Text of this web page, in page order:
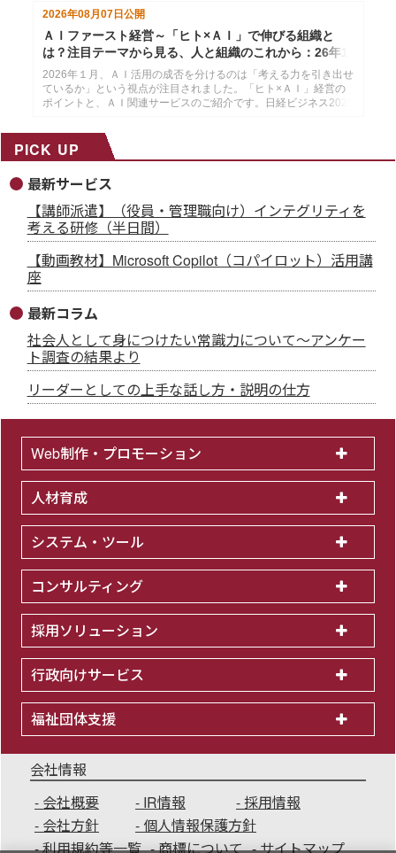
2026年08月07日 公開
ＡＩファースト経営～「ヒト×ＡＩ」で伸びる組織と
は？注目テーマから見る、人と組織のこれから：26年1
月14日配信
2026年１月、ＡＩ活用の成否を分けるのは「考える力を引き出せ
ているか」という視点が注目されました。「ヒト×ＡＩ」経営の
ポイントと、ＡＩ関連サービスのご紹介です。日経ビジネス2025
ールマガジン26年１月14配信分です。
PICK UP
最新サービス
【講師派遣】（役員・管理職向け）インテグリティを
考える研修（半日間）
【動画教材】Microsoft Copilot（コパイロット）活用講
座
最新コラム
社会人として身につけたい常識力について～アンケー
ト調査の結果より
リーダーとしての上手な話し方・説明の仕方
Web制作・プロモーション
人材育成
システム・ツール
コンサルティング
採用ソリューション
行政向けサービス
福祉団体支援
会社情報
会社概要
IR情報
採用情報
会社方針
個人情報保護方針
利用規約等一覧
商標について サイトマップ